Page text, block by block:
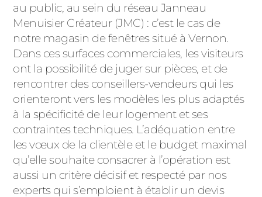
au public, au sein du réseau Janneau
Menuisier Créateur (JMC) : c’est le cas de
notre magasin de fenêtres situé à Vernon.
Dans ces surfaces commerciales, les visiteurs
ont la possibilité de juger sur pièces, et de
rencontrer des conseillers-vendeurs qui les
orienteront vers les modèles les plus adaptés
à la spécificité de leur logement et ses
contraintes techniques. L’adéquation entre
les vœux de la clientèle et le budget maximal
qu’elle souhaite consacrer à l’opération est
aussi un critère décisif et respecté par nos
experts qui s’emploient à établir un devis